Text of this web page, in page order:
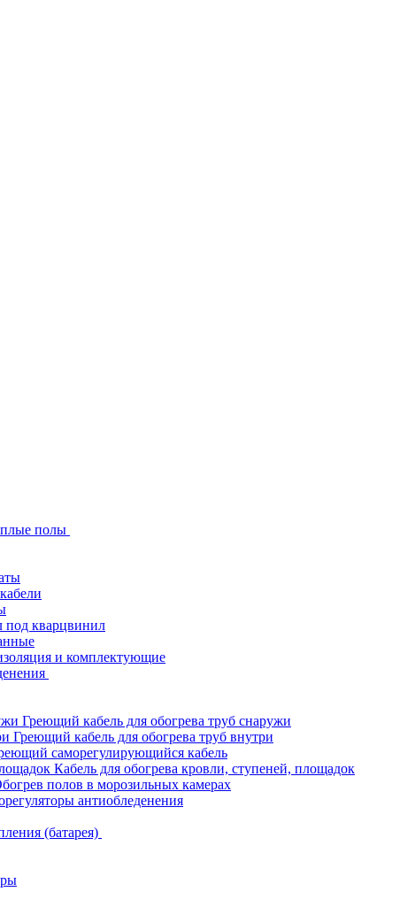
полы
под кварцвинил
и комплектующие
Греющий кабель для обогрева труб снаружи
Греющий кабель для обогрева труб внутри
саморегулирующийся кабель
Кабель для обогрева кровли, ступеней, площадок
полов в морозильных камерах
антиобледенения
(батарея)